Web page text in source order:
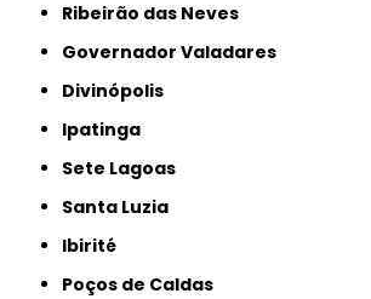
Ribeirão das Neves
Governador Valadares
Divinópolis
Ipatinga
Sete Lagoas
Santa Luzia
Ibirité
Poços de Caldas